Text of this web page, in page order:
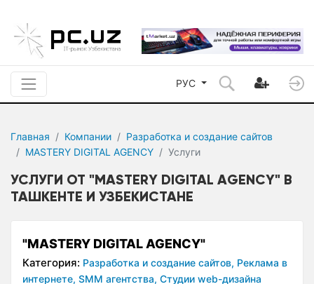
РУС
Главная Компании
Разработка и создание сайтов
MASTERY DIGITAL AGENCY
Услуги
УСЛУГИ ОТ "MASTERY DIGITAL AGENCY" В
ТАШКЕНТЕ И УЗБЕКИСТАНЕ
"MASTERY DIGITAL AGENCY"
Категория: Разработка и создание сайтов, Реклама в
интернете, SMM агентства, Студии web-дизайна